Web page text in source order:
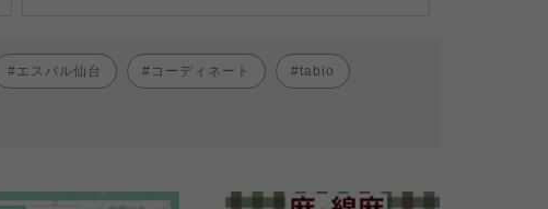
エスパル仙台 コーディネート tabio